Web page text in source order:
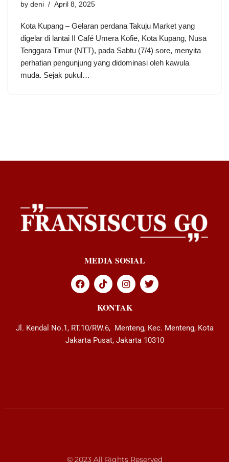
by deni April 8, 2025
Kota Kupang – Gelaran perdana Takuju Market yang
digelar di lantai II Café Umera Kofie, Kota Kupang, Nusa
Tenggara Timur (NTT), pada Sabtu (7/4) sore, menyita
perhatian pengunjung yang didominasi oleh kawula
muda. Sejak pukul…
MEDIA SOSIAL
KONTAK
Jl. Kendal No.1, RT.10/RW.6, Menteng, Kec. Menteng, Kota
Jakarta Pusat, Jakarta 10310
© 2023 All Rights Reserved